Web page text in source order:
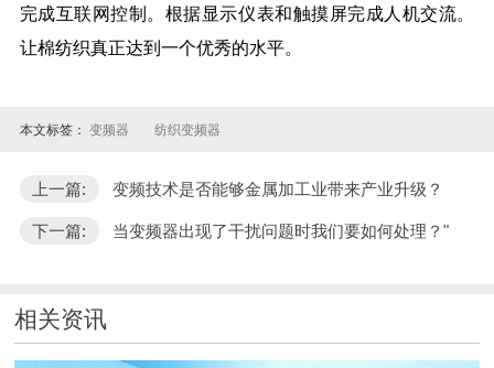
完成互联网控制。根据显示仪表和触摸屏完成人机交流。
让棉纺织真正达到一个优秀的水平。
本文标签： 变频器 纺织变频器
上一篇: 变频技术是否能够金属加工业带来产业升级？
下一篇: 当变频器出现了干扰问题时我们要如何处理？"
相关资讯